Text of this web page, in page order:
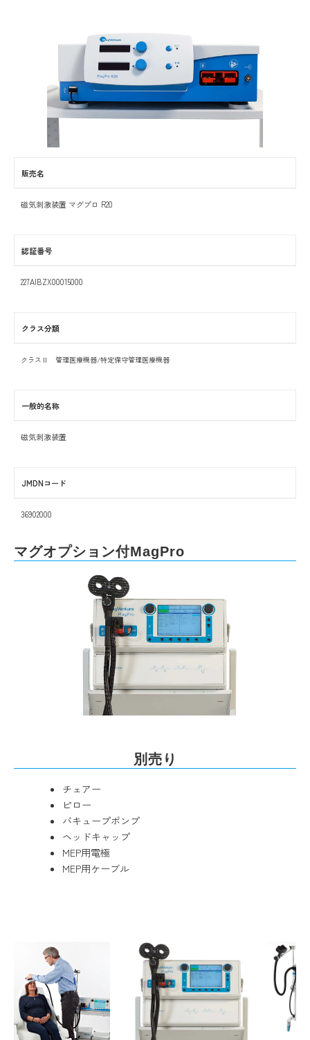
販売名
磁気刺激装置 マグプロ R20
認証番号
227AIBZX00015000
クラス分類
クラスⅡ 管理医療機器/特定保守管理医療機器
一般的名称
磁気刺激装置
JMDNコード
36902000
マグオプション付MagPro
別売り
チェアー
ピロー
バキュープポンプ
ヘッドキャップ
MEP用電極
MEP用ケーブル